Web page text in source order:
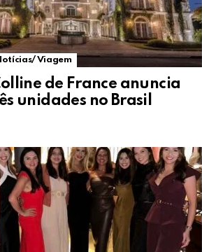
Viagem
de France anuncia
unidades no Brasil